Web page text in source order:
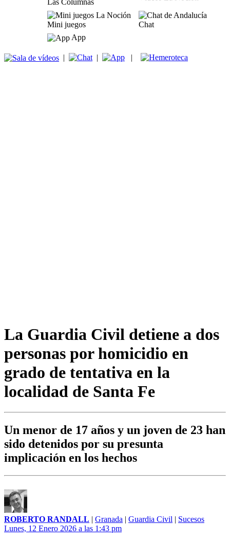
Las Columnas
Mini juegos
Chat
App
| | |
La Guardia Civil detiene a dos
personas por homicidio en
grado de tentativa en la
localidad de Santa Fe
Un menor de 17 años y un joven de 23 han
sido detenidos por su presunta
implicación en los hechos
ROBERTO RANDALL | Granada | Guardia Civil | Sucesos
Lunes, 12 Enero 2026 a las 1:43 pm